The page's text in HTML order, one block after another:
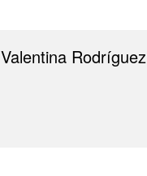
Valentina Rodríguez